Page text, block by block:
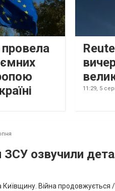
11:29, 5
ЗСУ озвучили
Війна